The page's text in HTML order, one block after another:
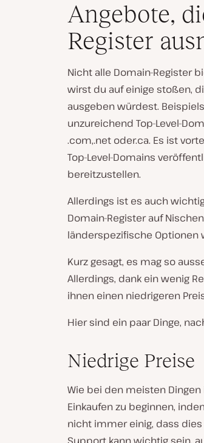
Angebote,
Register
Nicht alle Domain-Register
wirst du auf einige stoßen,
ausgeben würdest.
unzureichend Top-Level-
.com,.net oder.ca. Es ist
Top-Level-Domains
bereitzustellen.
Allerdings ist es auch
Domain-Register auf
länderspezifische Optionen
Kurz gesagt, es mag so
Allerdings, dank ein wenig
ihnen einen niedrigeren
Hier sind ein paar Dinge,
Niedrige Preise
Wie bei den meisten
Einkaufen zu beginnen,
nicht immer einig, dass